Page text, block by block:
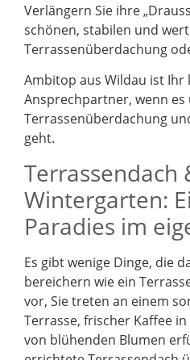
Verlängern Sie ihre
schönen, stabilen und
Terrassenüberdachung
Ambitop aus Wildau ist
Ansprechpartner, wenn es
Terrassenüberdachung
geht.
Terrassendach
Wintergarten:
Paradies im
Es gibt wenige Dinge, die
bereichern wie ein
vor, Sie treten an einem
Terrasse, frischer Kaffee
von blühenden Blumen